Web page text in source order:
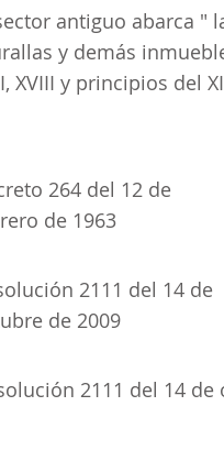
antiguo abarca "
y demás
XVIII y principios del
264 del 12 de
de 1963
2111 del 14 de
de 2009
2111 del 14 de